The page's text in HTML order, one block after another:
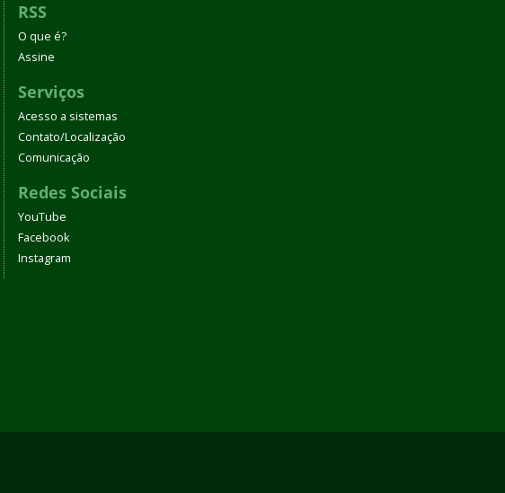
RSS
O que é?
Assine
Serviços
Acesso a sistemas
Contato/Localização
Comunicação
Redes Sociais
YouTube
Facebook
Instagram